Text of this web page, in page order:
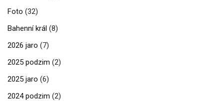
Foto (32)
Bahenní král (8)
2026 jaro (7)
2025 podzim (2)
2025 jaro (6)
2024 podzim (2)